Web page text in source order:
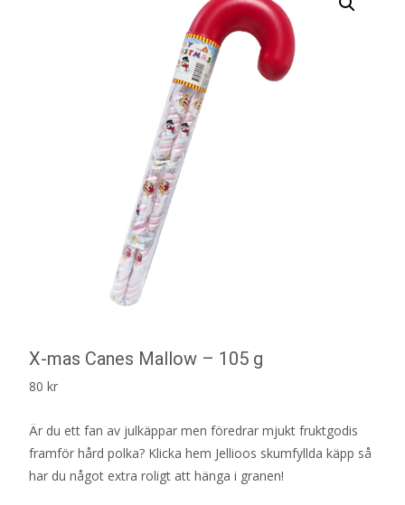
X-mas Canes Mallow – 105 g
80 kr
Är du ett fan av julkäppar men föredrar mjukt fruktgodis
framför hård polka? Klicka hem Jellioos skumfyllda käpp så
har du något extra roligt att hänga i granen!